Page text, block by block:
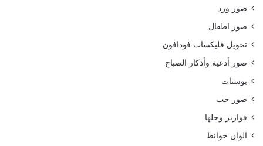
صور ورد
صور اطفال
تحويل فليكسات فودافون
صور أدعية وأذكار الصباح
بوستات
صور حب
فوازير وحلها
الوان حوائط